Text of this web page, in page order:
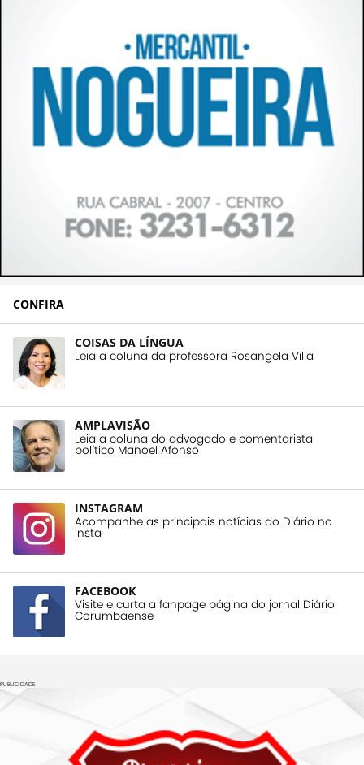
CONFIRA
COISAS DA LÍNGUA
Leia a coluna da professora Rosangela Villa
AMPLAVISÃO
Leia a coluna do advogado e comentarista
político Manoel Afonso
INSTAGRAM
Acompanhe as principais notícias do Diário no
insta
FACEBOOK
Visite e curta a fanpage página do jornal Diário
Corumbaense
PUBLICIDADE